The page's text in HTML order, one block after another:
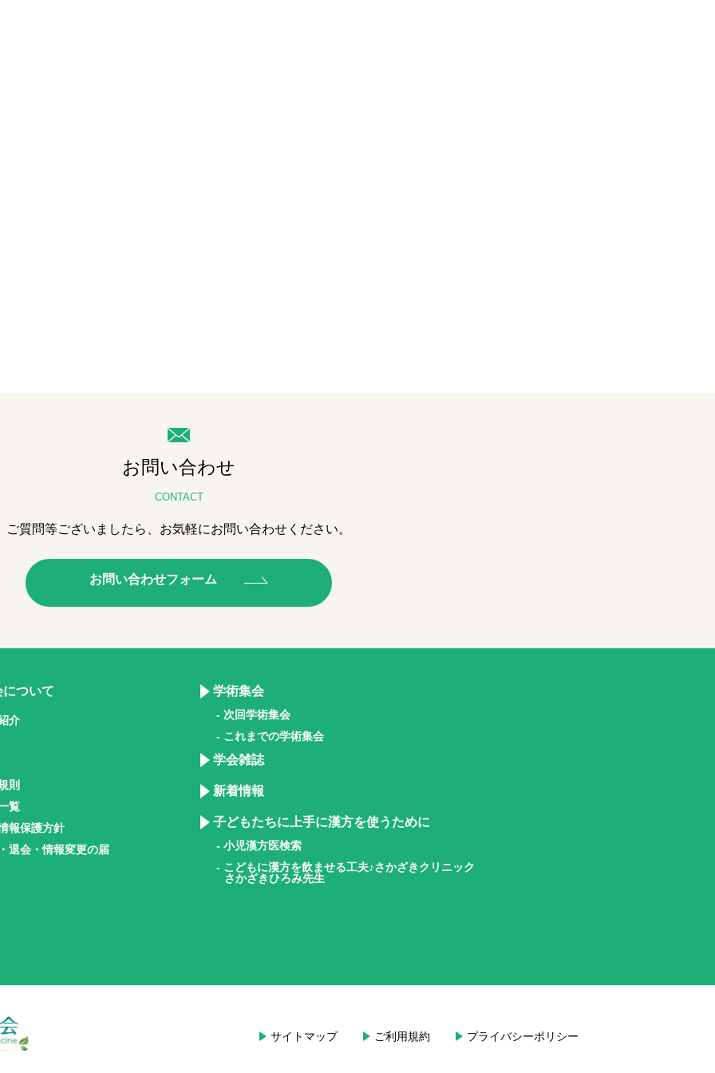
お問い合わせ
CONTACT
ご質問等ございましたら、 お気軽にお問い合わせください。
お問い合わせフォーム
について
介
則
覧
報保護方針
退会・情報変更の届
学術集会
- 次回学術集会
- これまでの学術集会
学会雑誌
新着情報
子どもたちに上手に漢方を使うために
- 小児漢方医検索
- こどもに漢方を飲ませる工夫♪さかざきクリニック
さかざきひろみ先生
サイトマップ ご利用規約 プライバシーポリシー